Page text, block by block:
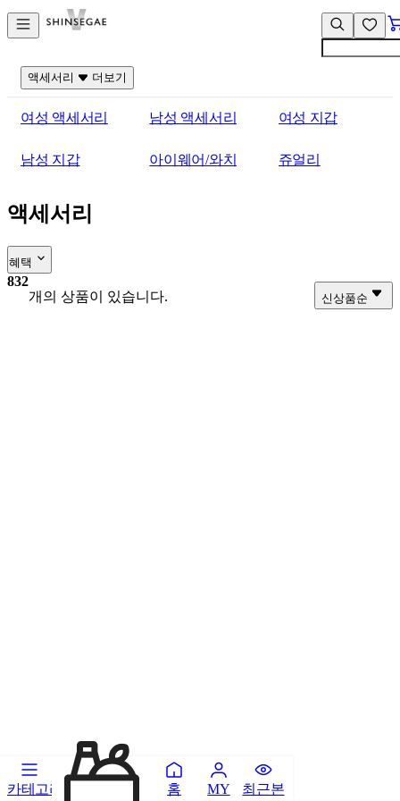
컨
텐
앱
바
액세서리 더보기
여성 액세서리 남성 액세서리 여성 지갑
남성 지갑 아이웨어/와치 쥬얼리
액세서리
혜택
832
개의 상품이 있습니다.
신상품순
카테고리 홈 MY 최근본